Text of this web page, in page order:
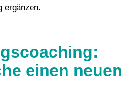
ergänzen.
einen neuen